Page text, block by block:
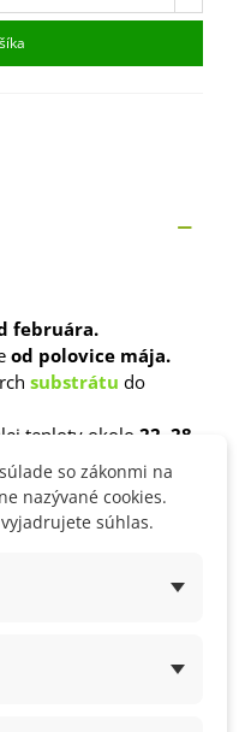
februára.
od polovice mája.
substrátu do
teploty okolo 22–28
na 24 hodín
so zákonmi na
nazývané cookies.
súhlas.